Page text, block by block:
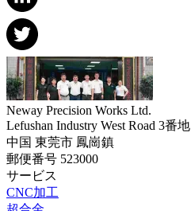
Neway Precision Works Ltd.
Lefushan Industry West Road 3番地
中国 東莞市 鳳崗鎮
郵便番号 523000
サービス
CNC加工